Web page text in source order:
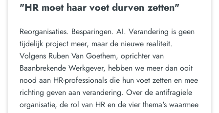
"HR moet haar voet durven zetten"
Reorganisaties. Besparingen. AI. Verandering is geen
tijdelijk project meer, maar de nieuwe realiteit.
Volgens Ruben Van Goethem, oprichter van
Baanbrekende Werkgever, hebben we meer dan ooit
nood aan HR-professionals die hun voet zetten en mee
richting geven aan verandering. Over de antifragiele
organisatie, de rol van HR en de vier thema's waarmee